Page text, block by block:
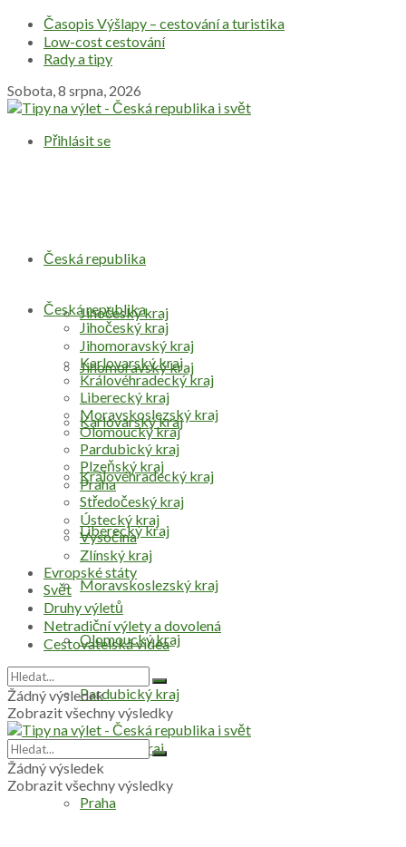
Časopis Výšlapy – cestování a turistika
Low-cost cestování
Rady a tipy
Sobota, 8 srpna, 2026
Přihlásit se
Česká republika
Jihočeský kraj
Jihomoravský kraj
Karlovarský kraj
Královéhradecký kraj
Liberecký kraj
Moravskoslezský kraj
Olomoucký kraj
Pardubický kraj
Plzeňský kraj
Praha
Česká republika
Jihočeský kraj
Jihomoravský kraj
Karlovarský kraj
Královéhradecký kraj
Liberecký kraj
Moravskoslezský kraj
Olomoucký kraj
Pardubický kraj
Plzeňský kraj
Praha
Středočeský kraj
Ústecký kraj
Vysočina
Zlínský kraj
Evropské státy
Svět
Druhy výletů
Netradiční výlety a dovolená
Cestovatelská videa
Žádný výsledek
Zobrazit všechny výsledky
Žádný výsledek
Zobrazit všechny výsledky